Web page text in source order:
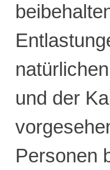
und der
Personen